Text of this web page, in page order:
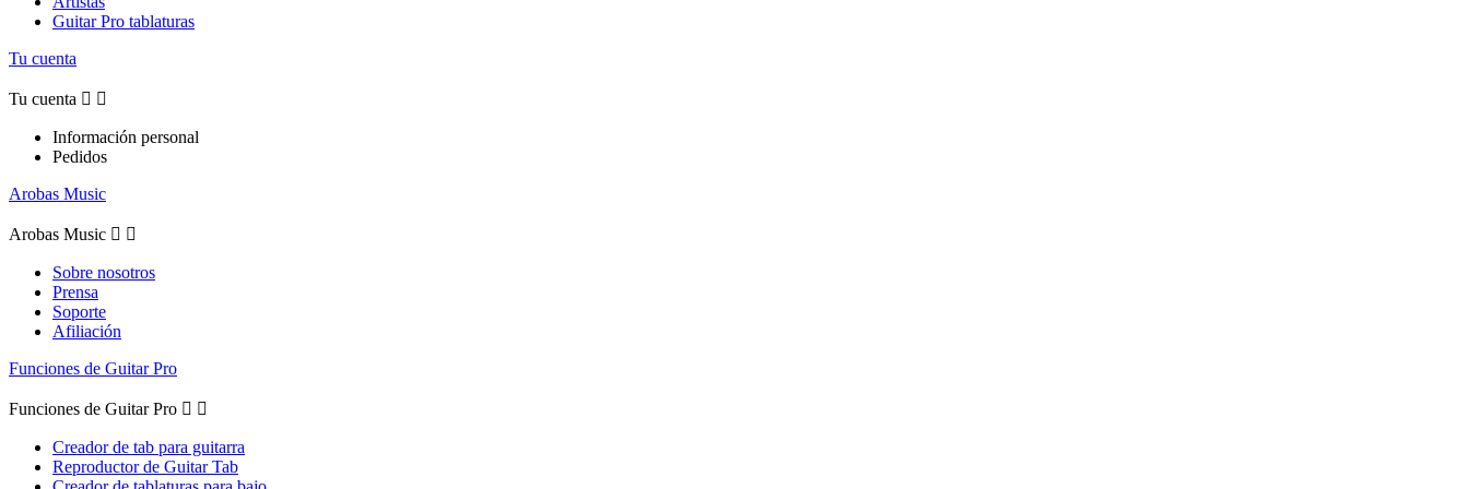
Guitar Pro tablaturas
Tu cuenta
Tu cuenta  
Información personal
Pedidos
Arobas Music
Arobas Music  
Sobre nosotros
Prensa
Soporte
Afiliación
Funciones de Guitar Pro
Funciones de Guitar Pro  
Creador de tab para guitarra
Reproductor de Guitar Tab